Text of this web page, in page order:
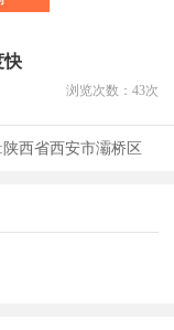
快
浏览次数： 43次
陕西省西安市灞桥区